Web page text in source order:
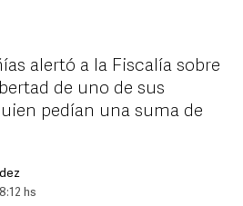
alertó a la Fiscalía sobre
de uno de sus
pedían una suma de
hs